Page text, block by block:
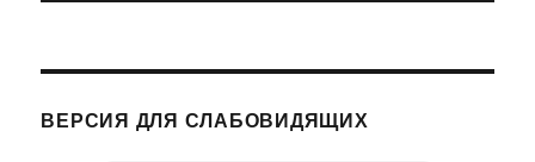
ВЕРСИЯ ДЛЯ СЛАБОВИДЯЩИХ